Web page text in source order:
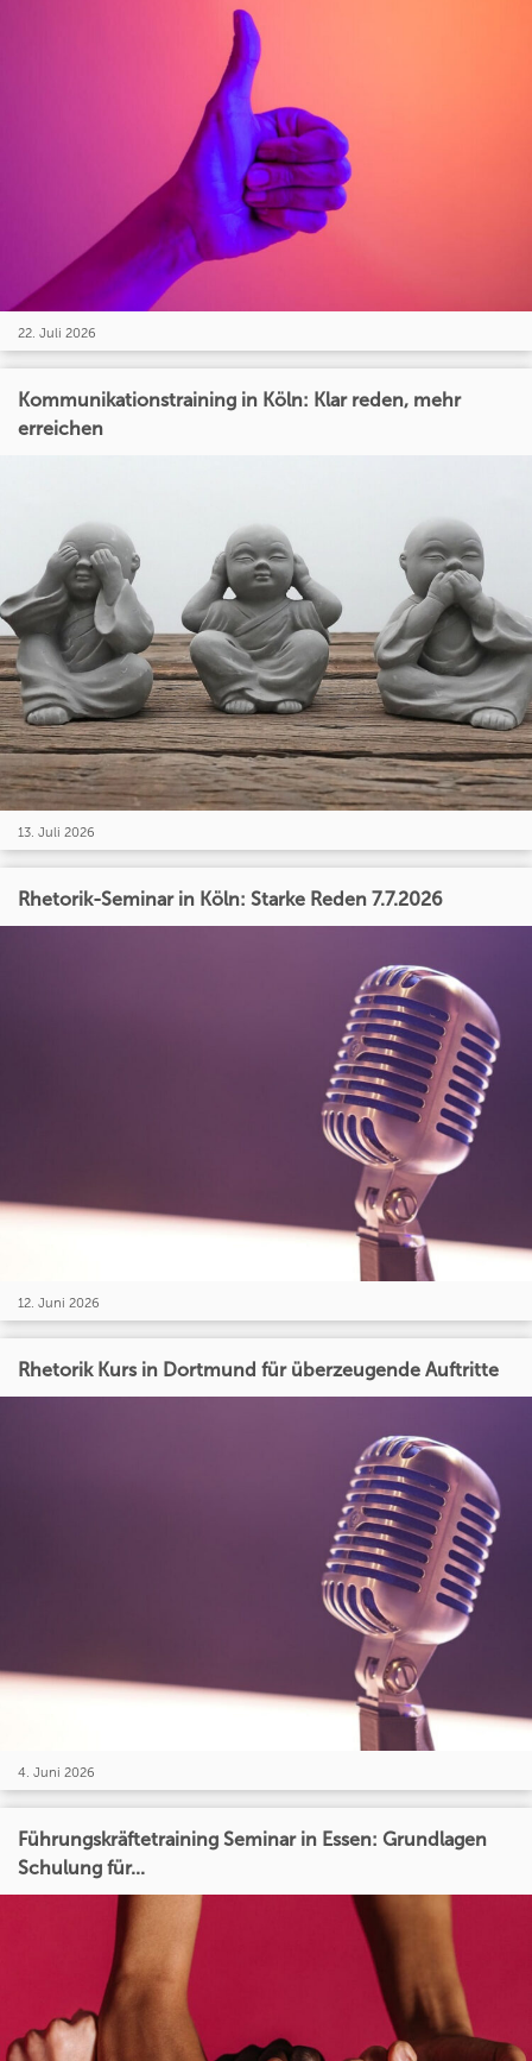
22. Juli 2026
Kommunikationstraining in Köln: Klar reden, mehr
erreichen
13. Juli 2026
Rhetorik-Seminar in Köln: Starke Reden 7.7.2026
12. Juni 2026
Rhetorik Kurs in Dortmund für überzeugende Auftritte
4. Juni 2026
Führungskräftetraining Seminar in Essen: Grundlagen
Schulung für...